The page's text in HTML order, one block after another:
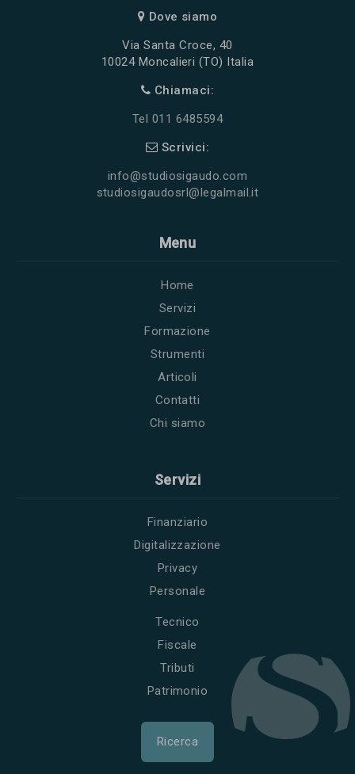
Dove siamo
Via Santa Croce, 40
10024 Moncalieri (TO) Italia
Chiamaci:
Tel 011 6485594
Scrivici:
info@studiosigaudo.com
studiosigaudosrl@legalmail.it
Menu
Home
Servizi
Formazione
Strumenti
Articoli
Contatti
Chi siamo
Servizi
Finanziario
Digitalizzazione
Privacy
Personale
Tecnico
Fiscale
Tributi
Patrimonio
Ricerca